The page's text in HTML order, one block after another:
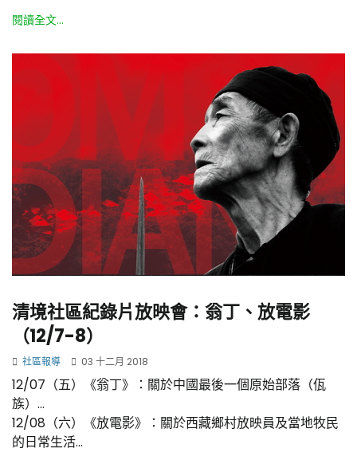
閱讀全文...
清境社區紀錄片放映會：翁丁、放電影
（12/7-8）
社區報導 03 十二月 2018
12/07（五）《翁丁》：關於中國最後一個原始部落（佤
族）…
12/08（六）《放電影》：關於西藏鄉村放映員及當地牧民
的日常生活…